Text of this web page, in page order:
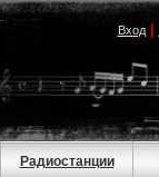
Вход|
Радиостанции